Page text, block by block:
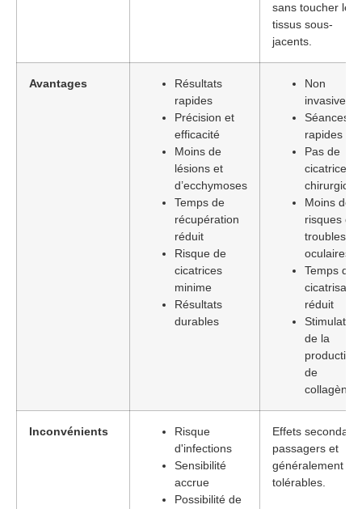
sans toucher les
tissus sous-
jacents.
Avantages
Résultats
rapides
Précision et
efficacité
Moins de
lésions et
d’ecchymoses
Temps de
récupération
réduit
Risque de
cicatrices
minime
Résultats
durables
Non
invasive
Séances
rapides
Pas de
cicatrices
Moins de
risques de
troubles
oculaires
Temps de
réduit
Stimulation
de la
production
de
collagène
Inconvénients
Risque
d'infections
Sensibilité
accrue
Possibilité de
Effets
passagers et
généralement
tolérables.